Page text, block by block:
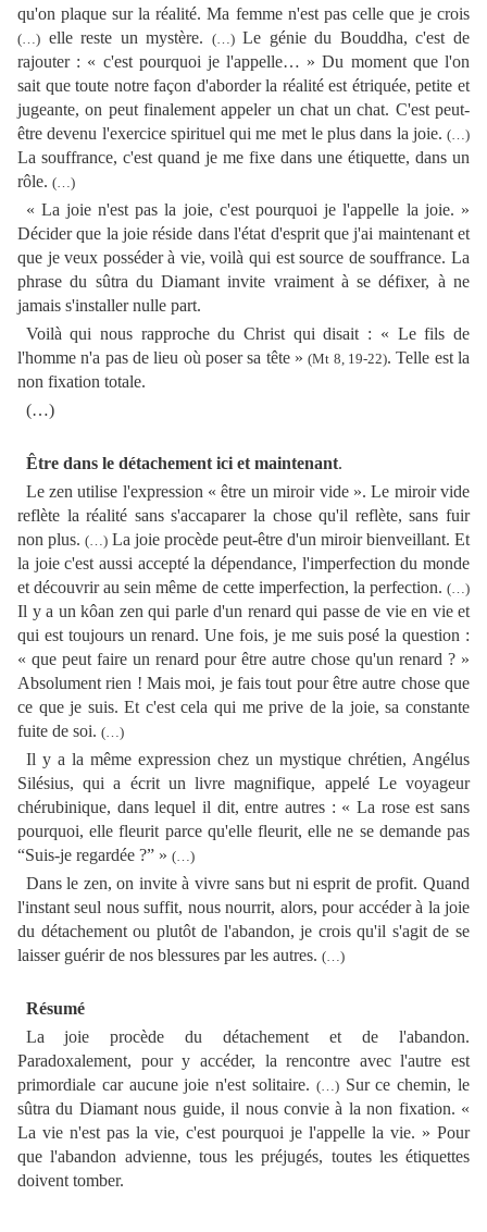
qu'on plaque sur la réalité. Ma femme n'est pas celle que je crois
(…) elle reste un mystère. (…)Le génie du Bouddha, c'est de
rajouter : « c'est pourquoi je l'appelle… » Du moment que l'on
sait que toute notre façon d'aborder la réalité est étriquée, petite et
jugeante, on peut finalement appeler un chat un chat. C'est peut-
être devenu l'exercice spirituel qui me met le plus dans la joie. (…)
La souffrance, c'est quand je me fixe dans une étiquette, dans un
rôle. (…)
« La joie n'est pas la joie, c'est pourquoi je l'appelle la joie. »
Décider que la joie réside dans l'état d'esprit que j'ai maintenant et
que je veux posséder à vie, voilà qui est source de souffrance. La
phrase du sûtra du Diamant invite vraiment à se défixer, à ne
jamais s'installer nulle part.
Voilà qui nous rapproche du Christ qui disait : « Le fils de
l'homme n'a pas de lieu où poser sa tête »(Mt 8, 19-22). Telle est la
non fixation totale.
(…)
Être dans le détachement ici et maintenant.
Le zen utilise l'expression « être un miroir vide ». Le miroir vide
reflète la réalité sans s'accaparer la chose qu'il reflète, sans fuir
non plus. (…) La joie procède peut-être d'un miroir bienveillant. Et
la joie c'est aussi accepté la dépendance, l'imperfection du monde
et découvrir au sein même de cette imperfection, la perfection. (…)
Il y a un kôan zen qui parle d'un renard qui passe de vie en vie et
qui est toujours un renard. Une fois, je me suis posé la question :
« que peut faire un renard pour être autre chose qu'un renard ? »
Absolument rien ! Mais moi, je fais tout pour être autre chose que
ce que je suis. Et c'est cela qui me prive de la joie, sa constante
fuite de soi. (…)
Il y a la même expression chez un mystique chrétien, Angélus
Silésius, qui a écrit un livre magnifique, appelé Le voyageur
chérubinique, dans lequel il dit, entre autres : « La rose est sans
pourquoi, elle fleurit parce qu'elle fleurit, elle ne se demande pas
“Suis-je regardée ?” » (…)
Dans le zen, on invite à vivre sans but ni esprit de profit. Quand
l'instant seul nous suffit, nous nourrit, alors, pour accéder à la joie
du détachement ou plutôt de l'abandon, je crois qu'il s'agit de se
laisser guérir de nos blessures par les autres. (…)
Résumé
La joie procède du détachement et de l'abandon.
Paradoxalement, pour y accéder, la rencontre avec l'autre est
primordiale car aucune joie n'est solitaire. (…)Sur ce chemin, le
sûtra du Diamant nous guide, il nous convie à la non fixation. «
La vie n'est pas la vie, c'est pourquoi je l'appelle la vie. » Pour
que l'abandon advienne, tous les préjugés, toutes les étiquettes
doivent tomber.